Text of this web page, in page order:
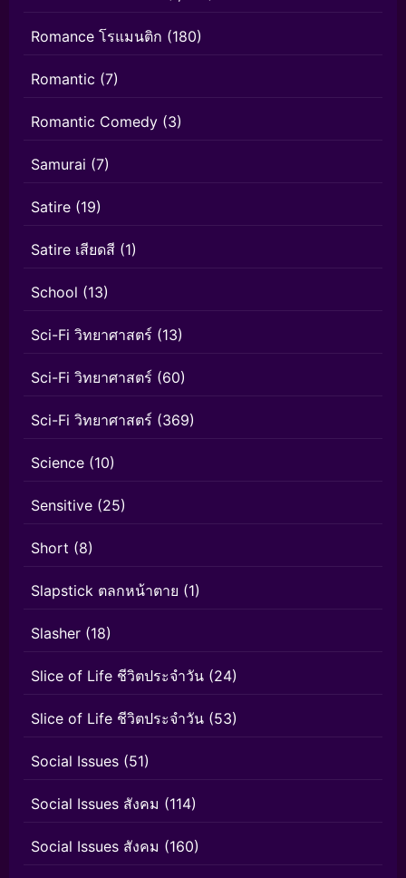
Romance โรแมนติก (180)
Romantic (7)
Romantic Comedy (3)
Samurai (7)
Satire (19)
Satire เสียดสี (1)
School (13)
Sci-Fi วิทยาศาสตร์ (13)
Sci-Fi วิทยาศาสตร์ (60)
Sci-Fi วิทยาศาสตร์ (369)
Science (10)
Sensitive (25)
Short (8)
Slapstick ตลกหน้าตาย (1)
Slasher (18)
Slice of Life ชีวิตประจำวัน (24)
Slice of Life ชีวิตประจำวัน (53)
Social Issues (51)
Social Issues สังคม (114)
Social Issues สังคม (160)